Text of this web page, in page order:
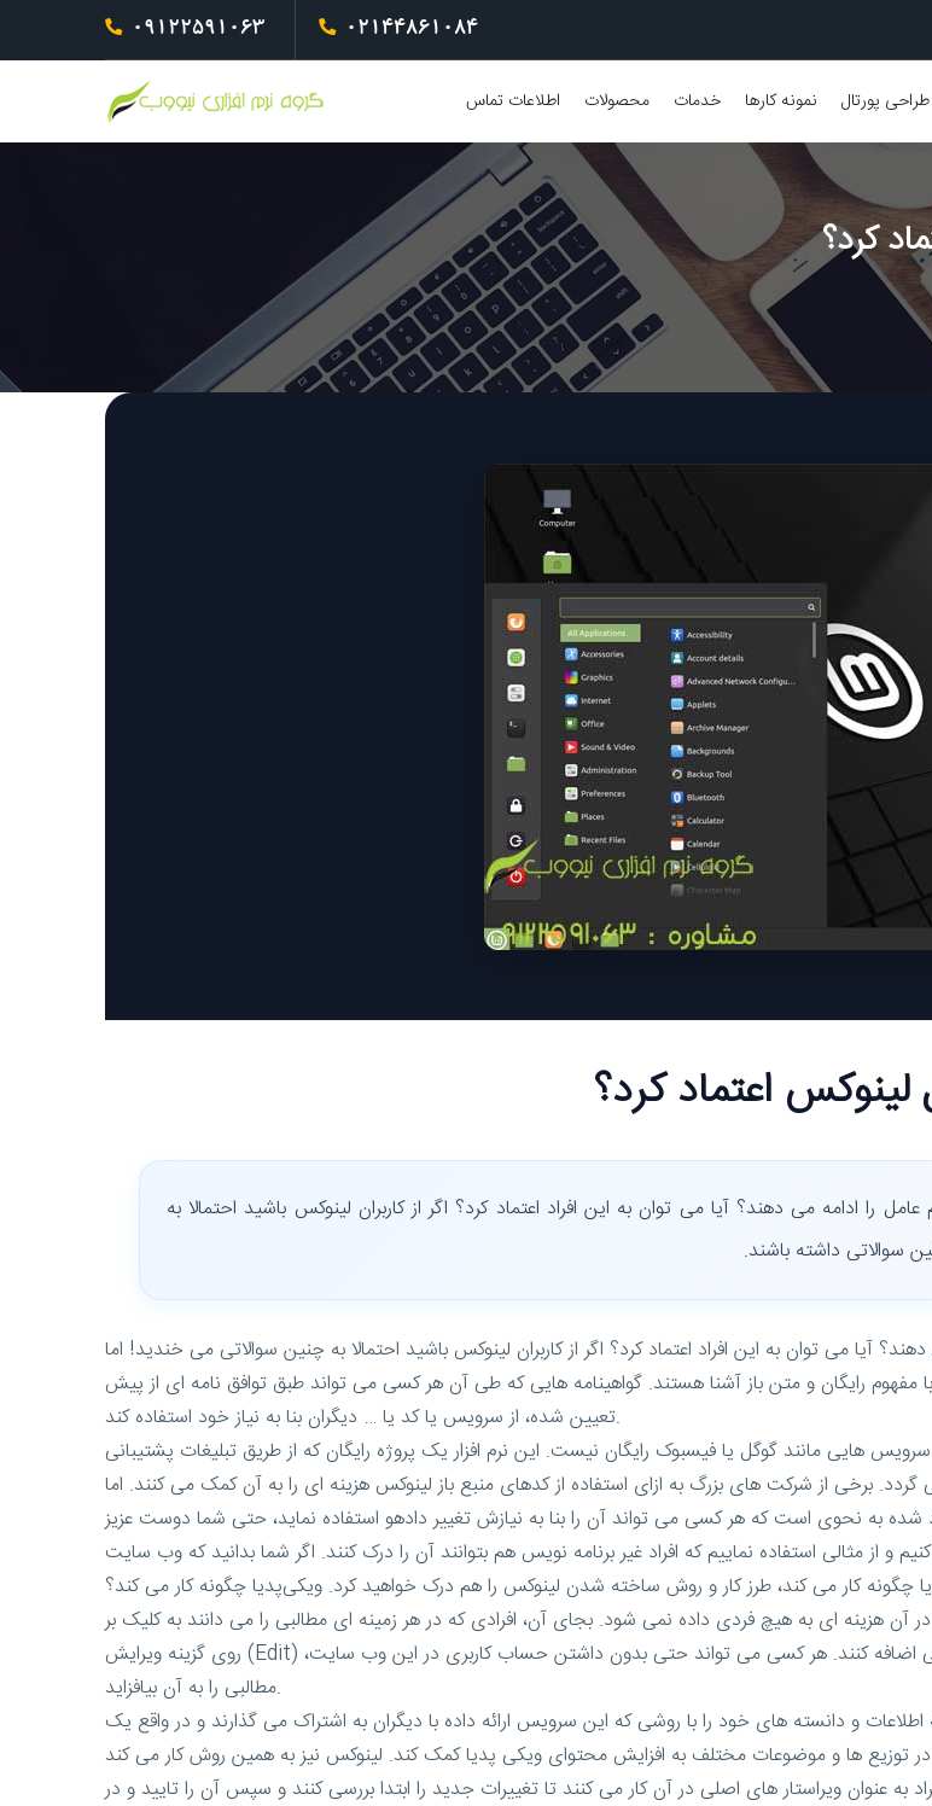
09122591063 02144861084
طراحی پورتال نمونه کارها خدمات محصولات اطلاعات تماس
کرد؟
اعتماد کرد؟
ادامه می دهند؟ آیا می توان به این افراد اعتماد کرد؟ اگر از کاربران لینوکس باشید احتمالا به
سوالاتی داشته باشند.
آیا می توان به این افراد اعتماد کرد؟ اگر از کاربران لینوکس باشید احتمالا به چنین سوالاتی می خندید! اما
با مفهوم رایگان و متن باز آشنا هستند. گواهینامه هایی که طی آن هر کسی می تواند طبق توافق نامه ای از پیش
تعیین شده، از سرویس یا کد یا … دیگران بنا به نیاز خود استفاده کند.
هایی مانند گوگل یا فیسبوک رایگان نیست. این نرم افزار یک پروژه رایگان که از طریق تبلیغات پشتیبانی
از شرکت های بزرگ به ازای استفاده از کدهای منبع باز لینوکس هزینه ای را به آن کمک می کنند. اما
از مثالی استفاده نماییم که افراد غیر برنامه نویس هم بتوانند آن را درک کنند. اگر شما بدانید که وب سایت
چگونه کار می کند، طرز کار و روش ساخته شدن لینوکس را هم درک خواهید کرد. ویکی‌پدیا چگونه کار می کند؟
هزینه ای به هیچ فردی داده نمی شود. بجای آن، افرادی که در هر زمینه ای مطالبی را می دانند به کلیک بر
روی گزینه ویرایش (Edit) در بالای هر مقاله یا مطلب، می توانند اطلاعات خود را به این دانشنامه جهانی اضافه کنند. هر کسی می تواند حتی بدون داشتن حساب کاربری در این وب سایت،
مطالبی را به آن بیافزاید.
و دانسته های خود را با روشی که این سرویس ارائه داده با دیگران به اشتراک می گذارند و در واقع یک
به عنوان ویراستار های اصلی در آن کار می کنند تا تغییرات جدید را ابتدا بررسی کنند و سپس آن را تایید و در